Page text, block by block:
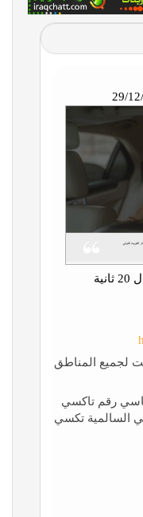
لجميع المناطق
رقم تاكسي
السالمية تكسي